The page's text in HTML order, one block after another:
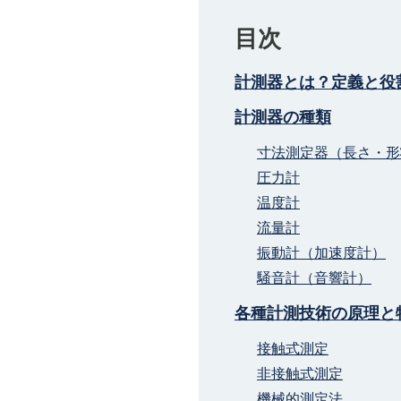
目次
計測器とは？定義と役
計測器の種類
寸法測定器（長さ・形
圧力計
温度計
流量計
振動計（加速度計）
騒音計（音響計）
各種計測技術の原理と
接触式測定
非接触式測定